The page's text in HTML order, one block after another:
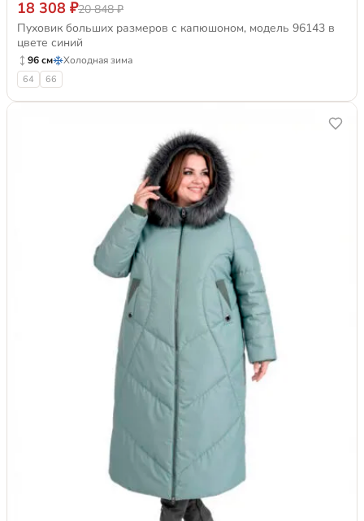
18 308 ₽20 848 ₽
Пуховик больших размеров с капюшоном, модель 96143 в
цвете синий
96 см Холодная зима
64 66